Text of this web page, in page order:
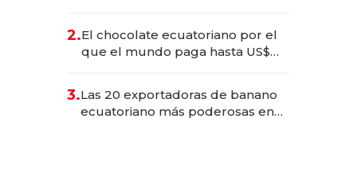
2.El chocolate ecuatoriano por el
que el mundo paga hasta US$
3.Las 20 exportadoras de banano
ecuatoriano más poderosas en